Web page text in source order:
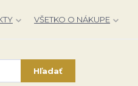
VŠETKO O NÁKUPE
Hľadať